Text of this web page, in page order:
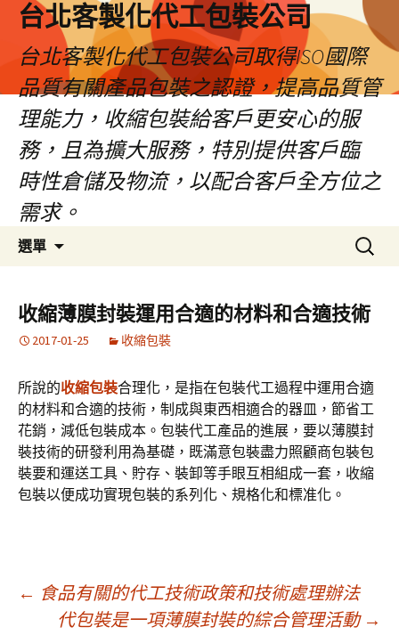
台北客製化代工包裝公司
台北客製化代工包裝公司取得ISO國際
品質有關產品包裝之認證，提高品質管
理能力，收縮包裝給客戶更安心的服
務，且為擴大服務，特別提供客戶臨
時性倉儲及物流，以配合客戶全方位之
需求。
選單
容
區
搜
尋
鍵
字:
收縮薄膜封裝運用合適的材料和合適技術
2017-01-25 收縮包裝
所說的收縮包裝合理化，是指在包裝代工過程中運用合適
的材料和合適的技術，制成與東西相適合的器皿，節省工
花銷，減低包裝成本。包裝代工產品的進展，要以薄膜封
裝技術的研發利用為基礎，既滿意包裝盡力照顧商包裝包
裝要和運送工具、貯存、裝卸等手眼互相組成一套，收縮
包裝以便成功實現包裝的系列化、規格化和標准化。
文
← 食品有關的代工技術政策和技術處理辦法
代包裝是一項薄膜封裝的綜合管理活動 →